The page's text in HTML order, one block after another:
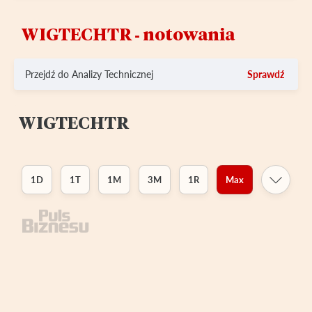
WIGTECHTR ‑ notowania
Przejdź do Analizy Technicznej Sprawdź
WIGTECHTR
1D 1T 1M 3M 1R Max